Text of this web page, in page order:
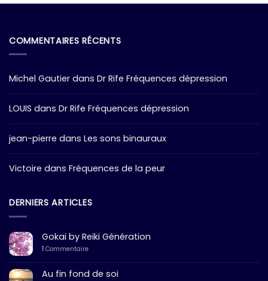
COMMENTAIRES RÉCENTS
Michel Gautier dans Dr Rife Fréquences dépression
LOUIS dans Dr Rife Fréquences dépression
jean-pierre dans Les sons binauraux
Victoire dans Fréquences de la peur
DERNIERS ARTICLES
Gokai by Reiki Génération
1 Commentaire
Au fin fond de soi